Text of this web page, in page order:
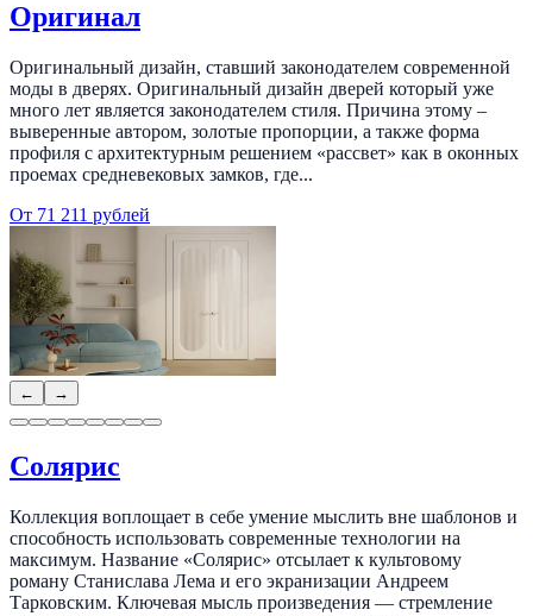
Оригинал
Оригинальный дизайн, ставший законодателем современной
моды в дверях. Оригинальный дизайн дверей который уже
много лет является законодателем стиля. Причина этому –
выверенные автором, золотые пропорции, а также форма
профиля с архитектурным решением «рассвет» как в оконных
проемах средневековых замков, где...
От 71 211 рублей
← →
Солярис
Коллекция воплощает в себе умение мыслить вне шаблонов и
способность использовать современные технологии на
максимум. Название «Солярис» отсылает к культовому
роману Станислава Лема и его экранизации Андреем
Тарковским. Ключевая мысль произведения — стремление